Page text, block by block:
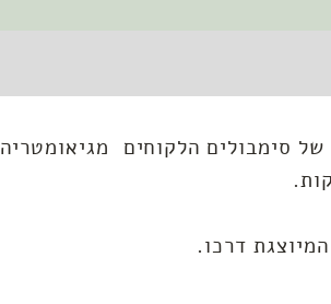
סימבולים הלקוחים מגיאומטריה
דרכו.